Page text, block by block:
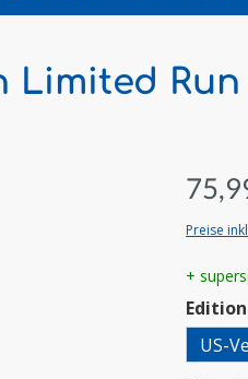
Limited Run
Preise
+
Edition
US-